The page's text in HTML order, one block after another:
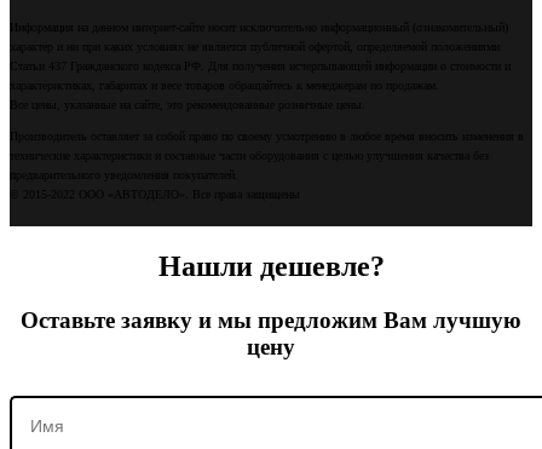
Информация на данном интернет-сайте носит исключительно информационный (ознакомительный)
характер и ни при каких условиях не является публичной офертой, определяемой положениями
Статьи 437 Гражданского кодекса РФ. Для получения исчерпывающей информации о стоимости и
характеристиках, габаритах и весе товаров обращайтесь к менеджерам по продажам.
Все цены, указанные на сайте, это рекомендованные розничные цены.
Производитель оставляет за собой право по своему усмотрению в любое время вносить изменения в
технические характеристики и составные части оборудования с целью улучшения качества без
предварительного уведомления покупателей.
© 2015-2022 ООО «АВТОДЕЛО». Все права защищены
Нашли дешевле?
Оставьте заявку и мы предложим Вам лучшую
цену